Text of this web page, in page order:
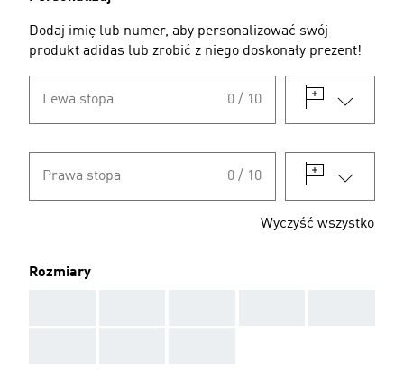
Dodaj imię lub numer, aby personalizować swój
produkt adidas lub zrobić z niego doskonały prezent!
Lewa stopa 0 / 10
Prawa stopa 0 / 10
Wyczyść wszystko
Rozmiary